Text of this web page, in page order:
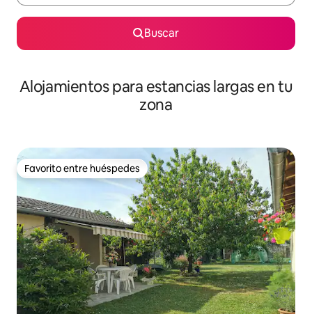
Buscar
Alojamientos para estancias largas en tu
zona
Favorito entre huéspedes
Favorito entre huéspedes